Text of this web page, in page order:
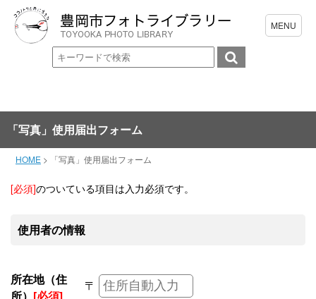
「写真」使用届出フォーム
HOME > 「写真」使用届出フォーム
[必須]のついている項目は入力必須です。
使用者の情報
所在地（住
〒